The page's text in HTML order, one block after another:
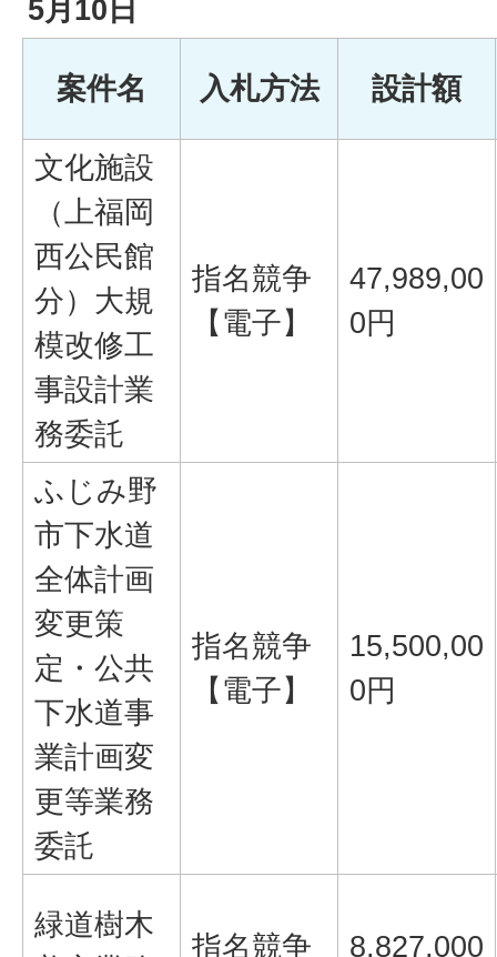
5月10日
案件名 入札方法 設計額
文化施設
（上福岡
西公民館
分）大規
模改修工
事設計業
務委託
指名競争
【電子】
47,989,00
0円
ふじみ野
市下水道
全体計画
変更策
定・公共
下水道事
業計画変
更等業務
委託
指名競争
【電子】
15,500,00
0円
緑道樹木
指名競争
8,827,000